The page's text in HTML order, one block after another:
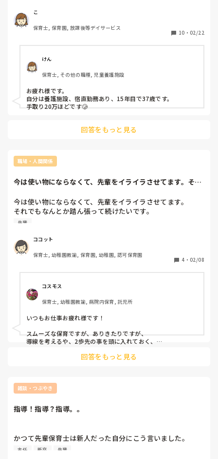
しようか悩んでいます。
差し支えなければ、みなさんのお給料（手取り）と、年代を
教えていただけますか？
こ
保育士, 保育園, 放課後等デイサービス
10 ・ 02/22
けん
保育士, その他の職種, 児童養護施設
お疲れ様です。
自分は養護施設、宿直勤務あり、15年目で37歳です。
手取り20万ほどです🥲
回答をもっと見る
職場・人間関係
今は使い物にならなくて、先輩をイライラさせてます。それ
今は使い物にならなくて、先輩をイライラさせてます。
それでもなんとか踏ん張って続けたいです。
先輩たちの陰口なんかに負けたくないです。
いけばスムーズに保育が円滑に進むかアドバイスを仰ごうか
と思ってます。
ちなみに私は若いわけではなく、おばちゃんです。
経験ゼロではないですが、今入っている年齢は初めてです。
上記なようなことを思いながらも、不安な気持ちもありま
先輩
ココット
保育士, 幼稚園教諭, 保育園, 幼稚園, 認可保育園
4 ・ 02/08
コスモス
保育士, 幼稚園教諭, 病院内保育, 託児所
いつもお仕事お疲れ様です！
スムーズな保育ですが、ありきたりですが、
導線を考えるや、2歩先の事を頭に入れておく、
メモに残したり、恥を忍んで自分の保育で見えてない部分をほ
回答をもっと見る
雑談・つぶやき
指導！指導？指導。。
かつて先輩保育士は新人だった自分にこう言いました。
『今の時代ってYouTubeでも本でも保育のネタすぐ見つか
主任 新卒 先輩